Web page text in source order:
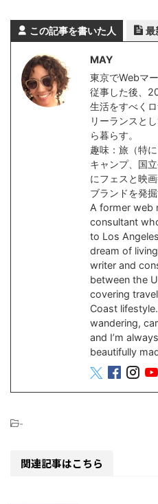
この記事を書いた人 最
MAY
東京でWebマ
従事した後、
生活をすべく
リーランスと
ら暮らす。
趣味：旅（特
キャンプ、国
にフェスと映
ブランドを発掘
A former web
consultant
to Los
dream of
writer and
between the
covering
Coast
wandering,
and I’m
beautifully
-
関連記事はこちら